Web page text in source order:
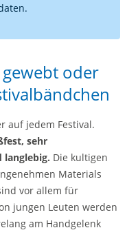
oder
auf jedem Festival.
sehr
langlebig. Die kultigen
Materials
vor allem für
jungen Leuten werden
am Handgelenk